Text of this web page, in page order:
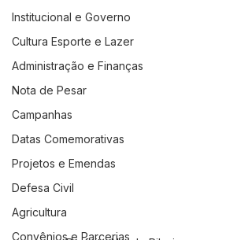
Institucional e Governo
Cultura Esporte e Lazer
Administração e Finanças
Nota de Pesar
Campanhas
Datas Comemorativas
Projetos e Emendas
Defesa Civil
Agricultura
Convênios e Parcerias